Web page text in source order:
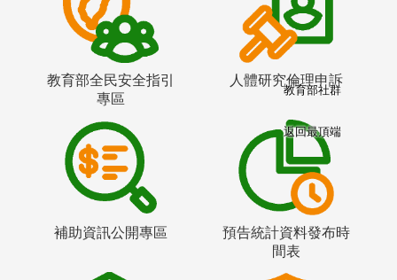
教育部全民安全指引
專區
人體研究倫理申訴
補助資訊公開專區
預告統計資料發布時
間表
教育部社群
返回最頂端